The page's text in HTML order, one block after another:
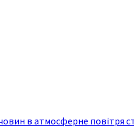
в атмосферне